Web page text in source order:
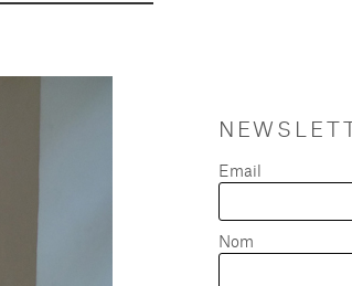
Email
Nom